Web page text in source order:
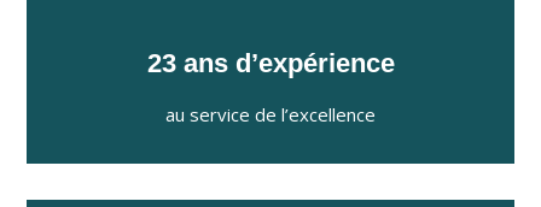
23 ans d’expérience
au service de l’excellence